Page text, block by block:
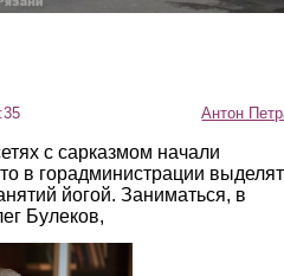
Антон
с сарказмом начали
в горадминистрации выделят
йогой. Заниматься, в
Булеков,